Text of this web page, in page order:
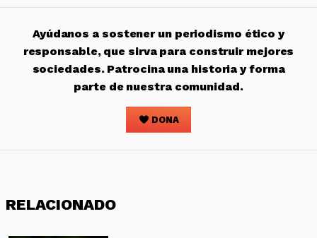
Ayúdanos a sostener un periodismo ético y
responsable, que sirva para construir mejores
sociedades. Patrocina una historia y forma
parte de nuestra comunidad.
DONA
RELACIONADO